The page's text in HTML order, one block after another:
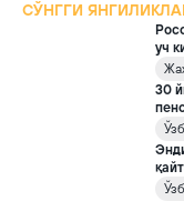
СЎНГГИ
уч
30